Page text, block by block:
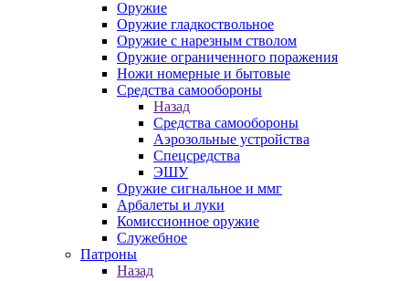
Оружие
Оружие гладкоствольное
Оружие с нарезным стволом
Оружие ограниченного поражения
Ножи номерные и бытовые
Средства самообороны
Назад
Средства самообороны
Аэрозольные устройства
Спецсредства
ЭШУ
Оружие сигнальное и ммг
Арбалеты и луки
Комиссионное оружие
Служебное
Патроны
Назад